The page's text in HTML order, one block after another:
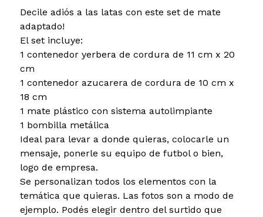
Decile adiós a las latas con este set de mate
adaptado!
El set incluye:
1 contenedor yerbera de cordura de 11 cm x 20
cm
1 contenedor azucarera de cordura de 10 cm x
18 cm
1 mate plástico con sistema autolimpiante
1 bombilla metálica
Ideal para levar a donde quieras, colocarle un
mensaje, ponerle su equipo de futbol o bien,
logo de empresa.
Se personalizan todos los elementos con la
temática que quieras. Las fotos son a modo de
ejemplo. Podés elegir dentro del surtido que